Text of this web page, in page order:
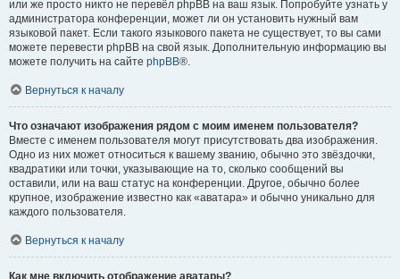
или же просто никто не перевёл phpBB на ваш язык. Попробуйте узнать у
администратора конференции, может ли он установить нужный вам
языковой пакет. Если такого языкового пакета не существует, то вы сами
можете перевести phpBB на свой язык. Дополнительную информацию вы
можете получить на сайте phpBB®.
Вернуться к началу
Что означают изображения рядом с моим именем пользователя?
Вместе с именем пользователя могут присутствовать два изображения.
Одно из них может относиться к вашему званию, обычно это звёздочки,
квадратики или точки, указывающие на то, сколько сообщений вы
оставили, или на ваш статус на конференции. Другое, обычно более
крупное, изображение известно как «аватара» и обычно уникально для
каждого пользователя.
Вернуться к началу
Как мне включить отображение аватары?